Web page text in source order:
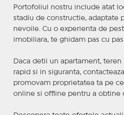
Portofoliul nostru include atat
stadiu de constructie, adaptate
nevoile. Cu o experienta de
imobiliara, te ghidam pas cu
Daca detii un apartament, teren
rapid si in siguranta,
promovam proprietatea ta pe
online si offline pentru a obtine